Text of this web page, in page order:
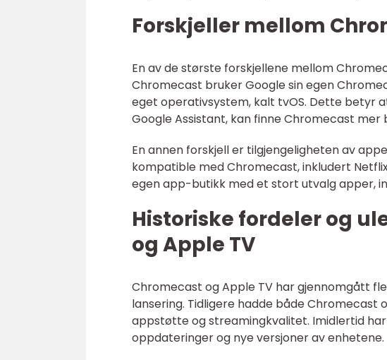
Forskjeller mellom
En av de største forskjellene mellom
Chromecast bruker Google sin egen
eget operativsystem, kalt tvOS. Dette betyr
Google Assistant, kan finne Chromecast mer
En annen forskjell er tilgjengeligheten av
kompatible med Chromecast, inkludert
egen app-butikk med et stort utvalg apper,
Historiske fordeler og
og Apple TV
Chromecast og Apple TV har gjennomgått
lansering. Tidligere hadde både Chromecast
appstøtte og streamingkvalitet. Imidlertid
oppdateringer og nye versjoner av enhetene.